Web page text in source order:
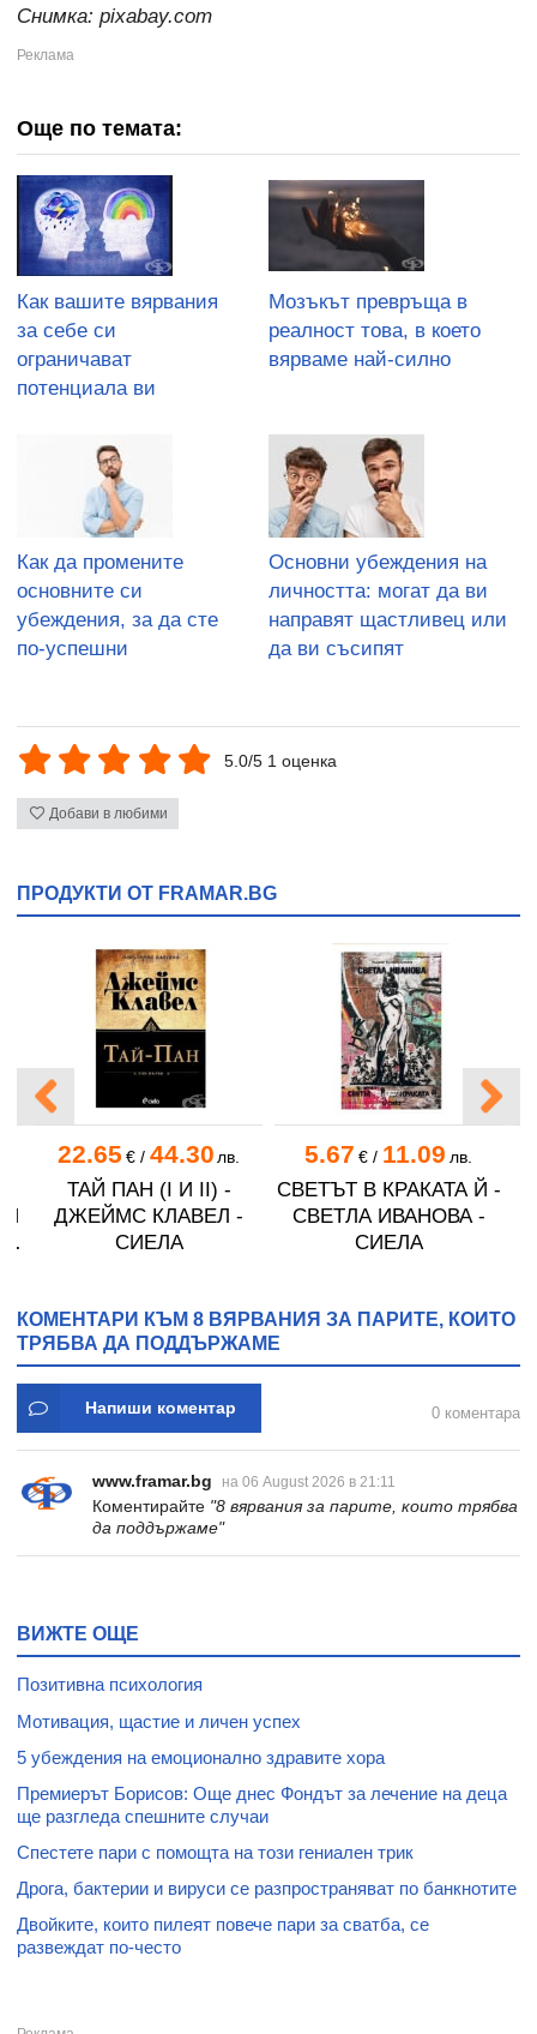
Снимка: pixabay.com
Още по темата:
Как вашите вярвания
за себе си
ограничават
потенциала ви
Мозъкът превръща в
реалност това, в което
вярваме най-силно
Как да промените
основните си
убеждения, за да сте
по-успешни
Основни убеждения на
личността: могат да ви
направят щастливец или
да ви съсипят
5.0/5 1 оценка
Добави в любими
ПРОДУКТИ ОТ FRAMAR.BG
И
22.65 €/ 44.30 лв.
ТАЙ ПАН (I И II) -
ДЖЕЙМС КЛАВЕЛ -
СИЕЛА
5.67 € / 11.09 лв.
СВЕТЪТ В КРАКАТА Й -
СВЕТЛА ИВАНОВА -
СИЕЛА
КОМЕНТАРИ КЪМ 8 ВЯРВАНИЯ ЗА ПАРИТЕ, КОИТО
ТРЯБВА ДА ПОДДЪРЖАМЕ
Напиши коментар 0 коментара
www.framar.bg на 06 August 2026 в 21:11
Коментирайте "8 вярвания за парите, които трябва
да поддържаме"
ВИЖТЕ ОЩЕ
Позитивна психология
Мотивация, щастие и личен успех
5 убеждения на емоционално здравите хора
Премиерът Борисов: Още днес Фондът за лечение на деца
ще разгледа спешните случаи
Спестете пари с помощта на този гениален трик
Дрога, бактерии и вируси се разпространяват по банкнотите
Двойките, които пилеят повече пари за сватба, се
развеждат по-често